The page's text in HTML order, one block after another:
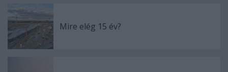
Mire elég 15 év?